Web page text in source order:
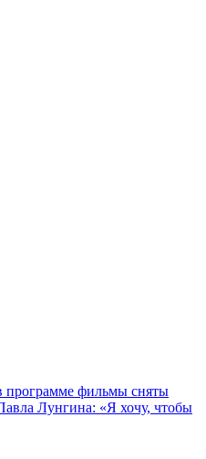
программе фильмы сняты
Лунгина: «Я хочу, чтобы